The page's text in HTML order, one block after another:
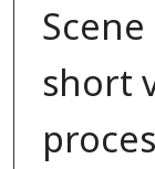
short